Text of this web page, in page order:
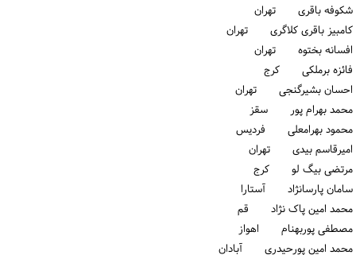
شکوفه باقری تهران
کامبیز باقری کلاگری تهران
افسانه بختوه تهران
فائزه برملکی كرج
احسان بشیرگنجی تهران
محمد بهرام پور سقز
محمود بهرامعلی فردیس
امیرقاسم بیدی تهران
مرتضی بیگ لو كرج
سامان پارسانژاد آستارا
محمد امین پاک نژاد قم
مصطفی پوربهنام اهواز
محمد امین پورحیدری آبادان